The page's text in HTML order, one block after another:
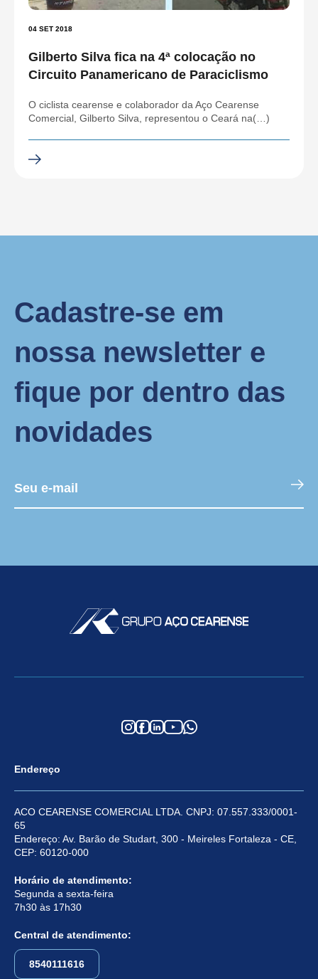
04 SET 2018
Gilberto Silva fica na 4ª colocação no
Circuito Panamericano de Paraciclismo
O ciclista cearense e colaborador da Aço Cearense
Comercial, Gilberto Silva, representou o Ceará na(…)
Cadastre-se em
nossa newsletter e
fique por dentro das
novidades
Endereço
ACO CEARENSE COMERCIAL LTDA. CNPJ: 07.557.333/0001-
65
Endereço: Av. Barão de Studart, 300 - Meireles Fortaleza - CE,
CEP: 60120-000
Horário de atendimento:
Segunda a sexta-feira
7h30 às 17h30
Central de atendimento:
8540111616